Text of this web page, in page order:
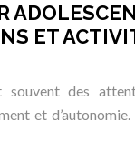
ET
souvent des
et